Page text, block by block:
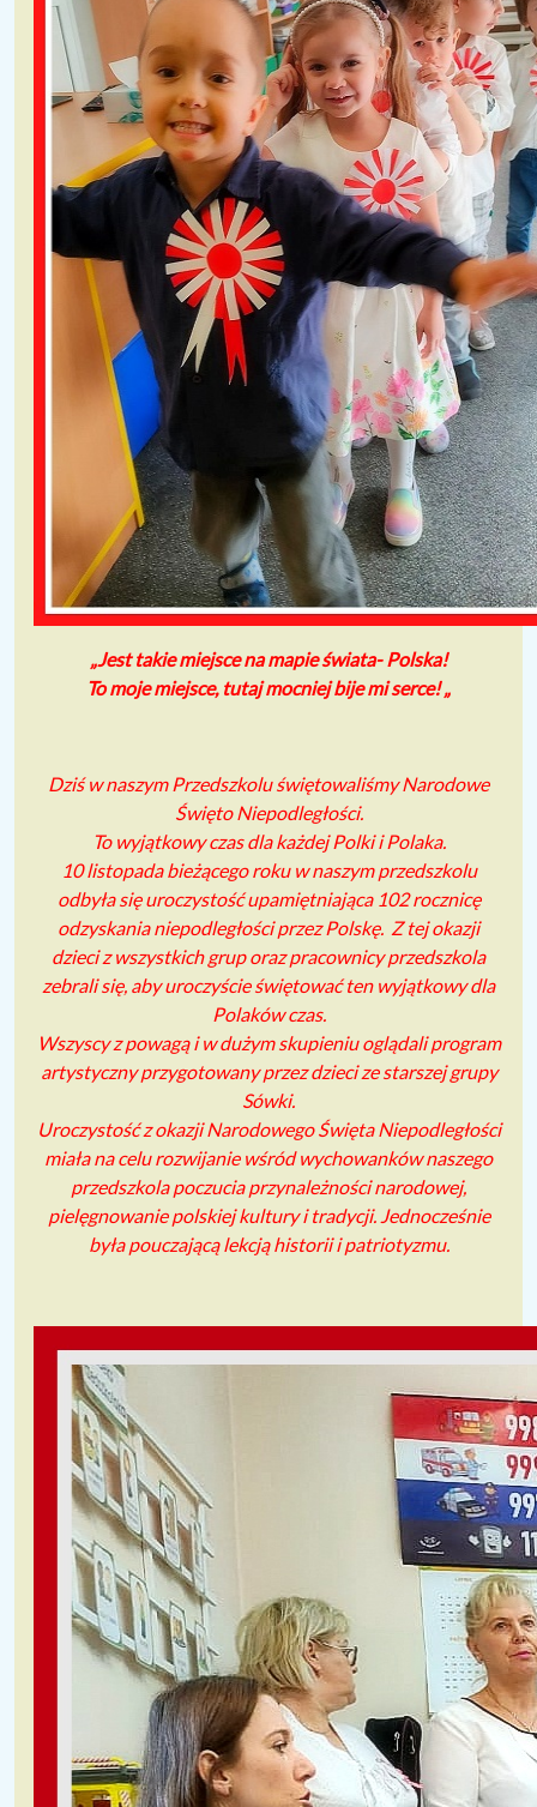
„Jest takie miejsce na mapie świata- Polska!
To moje miejsce, tutaj mocniej bije mi serce! „
Dziś w naszym Przedszkolu świętowaliśmy Narodowe
Święto Niepodległości.
To wyjątkowy czas dla każdej Polki i Polaka.
10 listopada bieżącego roku w naszym przedszkolu
odbyła się uroczystość upamiętniająca 102 rocznicę
odzyskania niepodległości przez Polskę. Z tej okazji
dzieci z wszystkich grup oraz pracownicy przedszkola
zebrali się, aby uroczyście świętować ten wyjątkowy dla
Polaków czas.
Wszyscy z powagą i w dużym skupieniu oglądali program
artystyczny przygotowany przez dzieci ze starszej grupy
Sówki.
Uroczystość z okazji Narodowego Święta Niepodległości
miała na celu rozwijanie wśród wychowanków naszego
przedszkola poczucia przynależności narodowej,
pielęgnowanie polskiej kultury i tradycji. Jednocześnie
była pouczającą lekcją historii i patriotyzmu.